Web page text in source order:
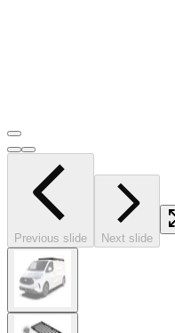
Previous slide Next slide